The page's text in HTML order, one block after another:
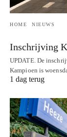
HOME NIEUWS
Inschrijving
UPDATE. De
Kampioen is
1 dag terug